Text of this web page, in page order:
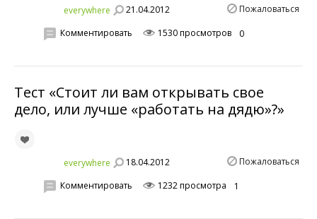
everywhere 21.04.2012 Пожаловаться
Комментировать 1530 просмотров 0
Тест «Стоит ли вам открывать свое
дело, или лучше «работать на дядю»?»
everywhere 18.04.2012 Пожаловаться
Комментировать 1232 просмотра 1